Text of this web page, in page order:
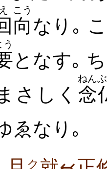
え
向
こう
なり｡
う
となす｡
さしく 念
ねん
ゑなり｡
ク